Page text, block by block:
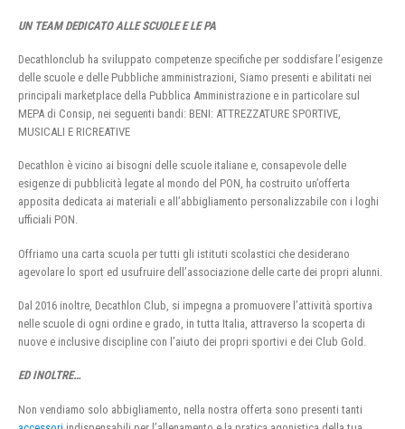
UN TEAM DEDICATO ALLE SCUOLE E LE PA
Decathlonclub ha sviluppato competenze specifiche per soddisfare l’esigenze
delle scuole e delle Pubbliche amministrazioni, Siamo presenti e abilitati nei
principali marketplace della Pubblica Amministrazione e in particolare sul
MEPA di Consip, nei seguenti bandi: BENI: ATTREZZATURE SPORTIVE,
MUSICALI E RICREATIVE
Decathlon è vicino ai bisogni delle scuole italiane e, consapevole delle
esigenze di pubblicità legate al mondo del PON, ha costruito un’offerta
apposita dedicata ai materiali e all’abbigliamento personalizzabile con i loghi
ufficiali PON.
Offriamo una carta scuola per tutti gli istituti scolastici che desiderano
agevolare lo sport ed usufruire dell’associazione delle carte dei propri alunni.
Dal 2016 inoltre, Decathlon Club, si impegna a promuovere l’attività sportiva
nelle scuole di ogni ordine e grado, in tutta Italia, attraverso la scoperta di
nuove e inclusive discipline con l’aiuto dei propri sportivi e dei Club Gold.
ED INOLTRE…
Non vendiamo solo abbigliamento, nella nostra offerta sono presenti tanti